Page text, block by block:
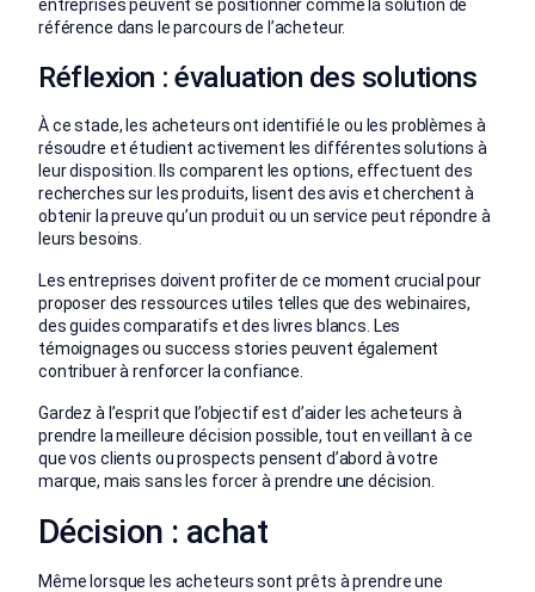
entreprises peuvent se positionner comme la solution de
référence dans le parcours de l’acheteur.
Réflexion : évaluation des solutions
À ce stade, les acheteurs ont identifié le ou les problèmes à
résoudre et étudient activement les différentes solutions à
leur disposition. Ils comparent les options, effectuent des
recherches sur les produits, lisent des avis et cherchent à
obtenir la preuve qu’un produit ou un service peut répondre à
leurs besoins.
Les entreprises doivent profiter de ce moment crucial pour
proposer des ressources utiles telles que des webinaires,
des guides comparatifs et des livres blancs. Les
témoignages ou success stories peuvent également
contribuer à renforcer la confiance.
Gardez à l’esprit que l’objectif est d’aider les acheteurs à
prendre la meilleure décision possible, tout en veillant à ce
que vos clients ou prospects pensent d’abord à votre
marque, mais sans les forcer à prendre une décision.
Décision : achat
Même lorsque les acheteurs sont prêts à prendre une